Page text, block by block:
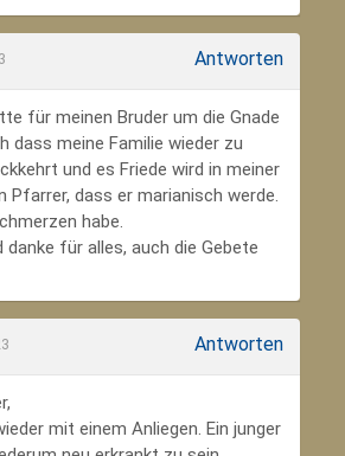
Antworten
für meinen Bruder um die Gnade
dass meine Familie wieder zu
und es Friede wird in meiner
Pfarrer, dass er marianisch werde.
habe.
danke für alles, auch die Gebete
Antworten
mit einem Anliegen. Ein junger